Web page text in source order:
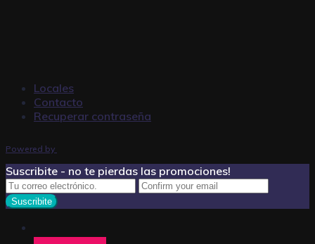
Locales
Contacto
Recuperar contraseña
Powered by
Suscribite - no te pierdas las promociones!